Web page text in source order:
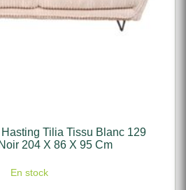
Tilia Tissu Blanc 129
204 X 86 X 95 Cm
En stock